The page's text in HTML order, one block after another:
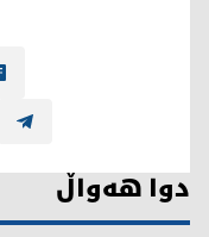
دوا هەواڵ